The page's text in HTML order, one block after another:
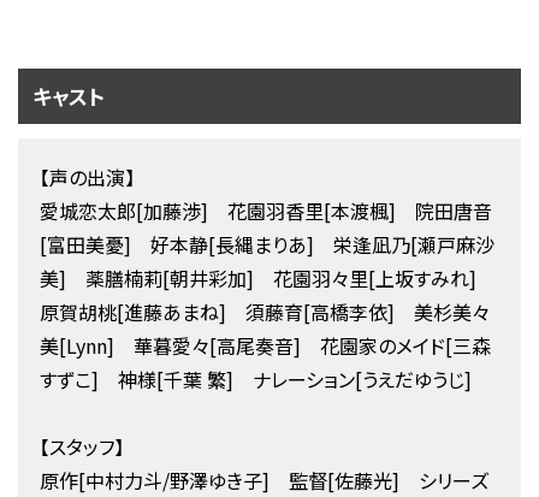
キャスト
【声の出演】
愛城恋太郎[加藤渉] 花園羽香里[本渡楓] 院田唐音
[富田美憂] 好本静[長縄まりあ] 栄逢凪乃[瀬戸麻沙
美] 薬膳楠莉[朝井彩加] 花園羽々里[上坂すみれ]
原賀胡桃[進藤あまね] 須藤育[高橋李依] 美杉美々
美[Lynn] 華暮愛々[高尾奏音] 花園家のメイド[三森
すずこ] 神様[千葉 繁] ナレーション[うえだゆうじ]
【スタッフ】
原作[中村力斗/野澤ゆき子] 監督[佐藤光] シリーズ